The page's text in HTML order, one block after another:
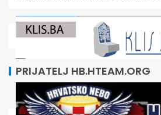
PRIJATELJ HB.HTEAM.ORG